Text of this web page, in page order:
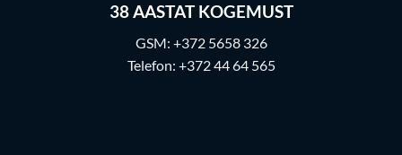
38AASTAT KOGEMUST
GSM: +372 5658 326
Telefon: +372 44 64 565